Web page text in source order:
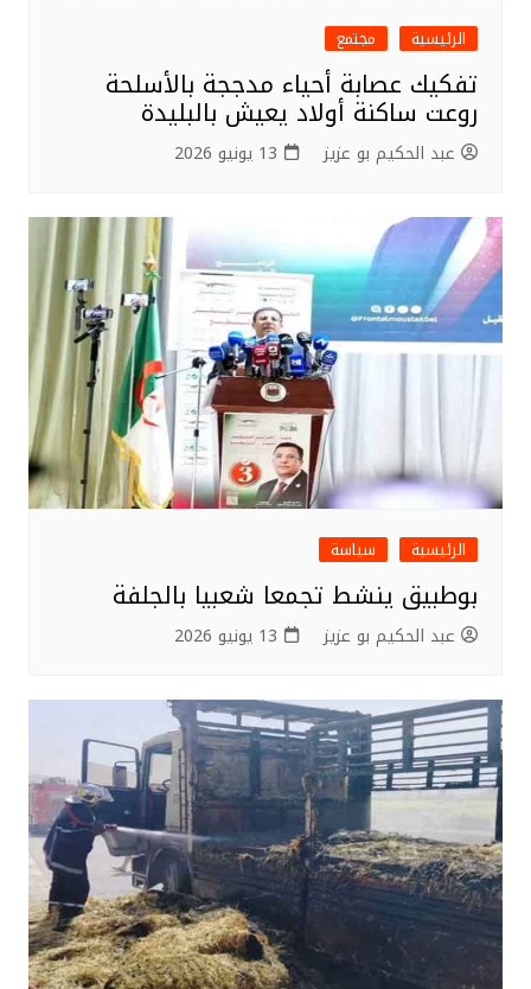
الرئيسية مجتمع
تفكيك عصابة أحياء مدججة بالأسلحة
روعت ساكنة أولاد يعيش بالبليدة
عبد الحكيم بو عزيز 13 يونيو 2026
الرئيسية سياسة
بوطبيق ينشط تجمعا شعبيا بالجلفة
عبد الحكيم بو عزيز 13 يونيو 2026